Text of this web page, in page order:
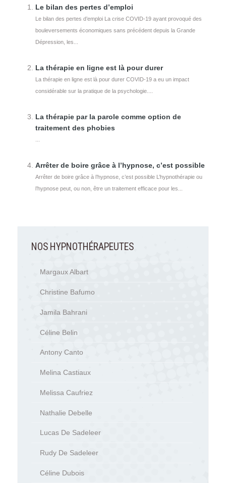
Le bilan des pertes d’emploi
Le bilan des pertes d’emploi La crise COVID-19 ayant provoqué des
bouleversements économiques sans précédent depuis la Grande
Dépression, les...
La thérapie en ligne est là pour durer
La thérapie en ligne est là pour durer COVID-19 a eu un impact
considérable sur la pratique de la psychologie....
La thérapie par la parole comme option de
traitement des phobies
Arrêter de boire grâce à l’hypnose, c’est possible
Arrêter de boire grâce à l’hypnose, c’est possible L’hypnothérapie ou
l’hypnose peut, ou non, être un traitement efficace pour les...
NOS HYPNOTHÉRAPEUTES
Margaux Albart
Christine Bafumo
Jamila Bahrani
Céline Belin
Antony Canto
Melina Castiaux
Melissa Caufriez
Nathalie Debelle
Lucas De Sadeleer
Rudy De Sadeleer
Céline Dubois